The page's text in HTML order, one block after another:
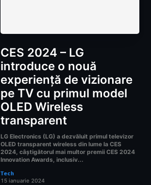
CES 2024 – LG
introduce o nouă
experiență de vizionare
pe TV cu primul model
OLED Wireless
transparent
LG Electronics (LG) a dezvăluit primul televizor
OLED transparent wireless din lume la CES
2024, câștigătorul mai multor premii CES 2024
Innovation Awards, inclusiv...
Tech
15 ianuarie 2024